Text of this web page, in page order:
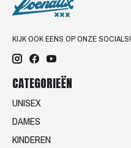
KIJK OOK EENS OP ONZE SOCIALS!
CATEGORIEËN
UNISEX
DAMES
KINDEREN